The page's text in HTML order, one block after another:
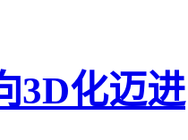
3D化迈进